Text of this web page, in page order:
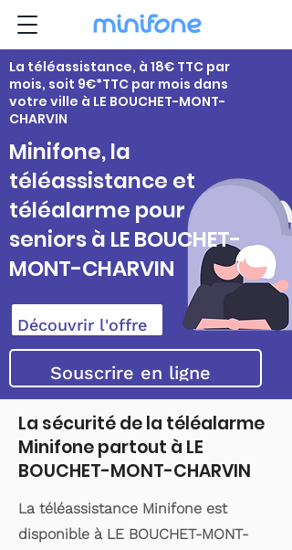
La téléassistance, à 18€ TTC par
mois, soit 9€*TTC par mois dans
votre ville à LE BOUCHET-MONT-
CHARVIN
Minifone, la
téléassistance et
téléalarme pour
seniors à LE BOUCHET-
MONT-CHARVIN
Découvrir l'offre
Souscrire en ligne
La sécurité de la téléalarme
Minifone partout à LE
BOUCHET-MONT-CHARVIN
La téléassistance Minifone est
disponible à LE BOUCHET-MONT-